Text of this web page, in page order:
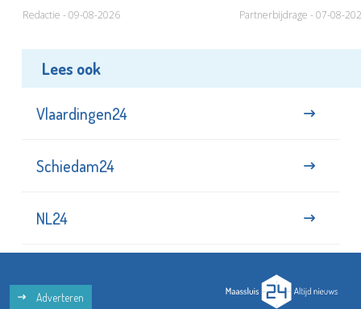
Redactie - 09-08-2026 Partnerbijdrage - 07-08-
Lees ook
Vlaardingen24
Schiedam24
NL24
Adverteren